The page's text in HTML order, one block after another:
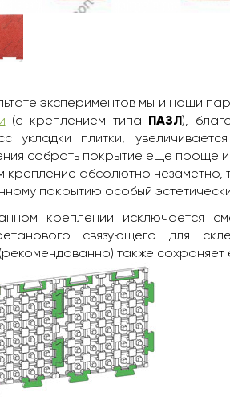
экспериментов мы и наши
(с креплением типа ПАЗЛ),
укладки плитки,
собрать покрытие еще проще и
крепление абсолютно незаметно,
покрытию особый
креплении исключается
связующего для
также